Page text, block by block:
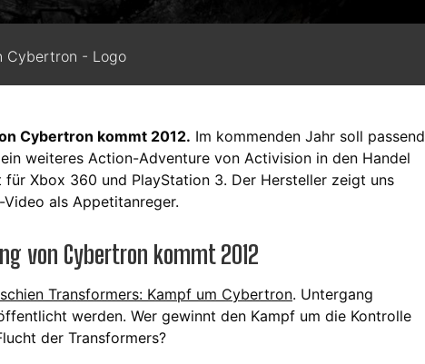
Cybertron - Logo
Cybertron kommt 2012. Im kommenden Jahr soll passend
weiteres Action-Adventure von Activision in den Handel
für Xbox 360 und PlayStation 3. Der Hersteller zeigt uns
als Appetitanreger.
von Cybertron kommt 2012
Transformers: Kampf um Cybertron. Untergang
werden. Wer gewinnt den Kampf um die Kontrolle
der Transformers?